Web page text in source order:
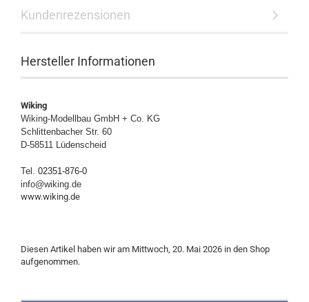
Kundenrezensionen
Hersteller Informationen
Wiking
Wiking-Modellbau GmbH + Co. KG
Schlittenbacher Str. 60
D-58511 Lüdenscheid
Tel. 02351-876-0
info@wiking.de
www.wiking.de
Diesen Artikel haben wir am Mittwoch, 20. Mai 2026 in den Shop
aufgenommen.